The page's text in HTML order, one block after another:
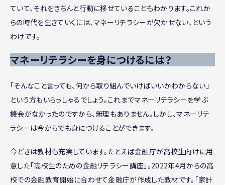
ていて、それをきちんと行動に移せていることもわかります。これか
らの時代を生きていくには、マネーリテラシーが欠かせない、という
わけです。
マネーリテラシーを身につけるには？
「そんなこと言っても、何から取り組んでいけばいいかわからない」
という方もいらっしゃるでしょう。これまでマネーリテラシーを学ぶ
機会がなかったのですから、無理もありません。しかし、マネーリテ
ラシーは今からでも身につけることができます。
今どきは教材も充実しています。たとえば金融庁が高校生向けに用
意した「高校生のための金融リテラシー講座」。2022年4月からの高
校での金融教育開始に合わせて金融庁が作成した教材です。「家計